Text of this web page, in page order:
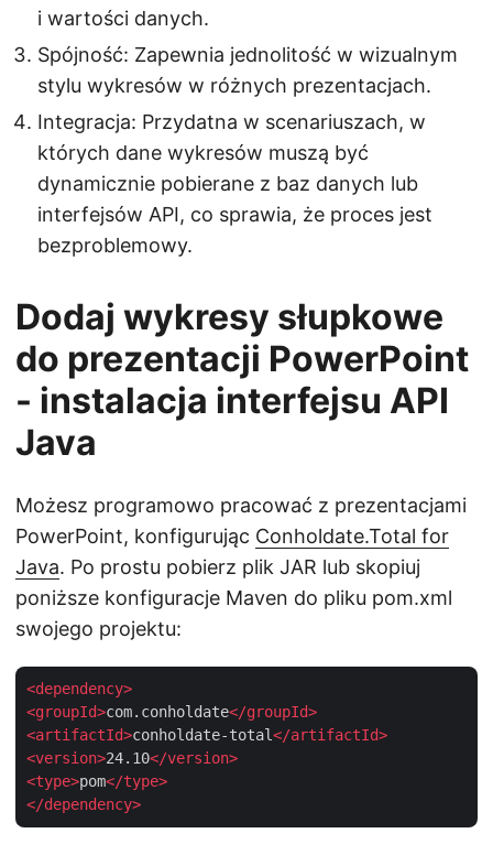
i wartości danych.
Spójność: Zapewnia jednolitość w wizualnym
stylu wykresów w różnych prezentacjach.
Integracja: Przydatna w scenariuszach, w
których dane wykresów muszą być
dynamicznie pobierane z baz danych lub
interfejsów API, co sprawia, że proces jest
bezproblemowy.
Dodaj wykresy słupkowe
do prezentacji PowerPoint
- instalacja interfejsu API
Java
Możesz programowo pracować z prezentacjami
PowerPoint, konfigurując Conholdate.Total for
Java. Po prostu pobierz plik JAR lub skopiuj
poniższe konfiguracje Maven do pliku pom.xml
swojego projektu:
<dependency>
<groupId>com.conholdate</groupId>
<artifactId>conholdate-total</artifactId>
<version>24.10</version>
<type>pom</type>
</dependency>